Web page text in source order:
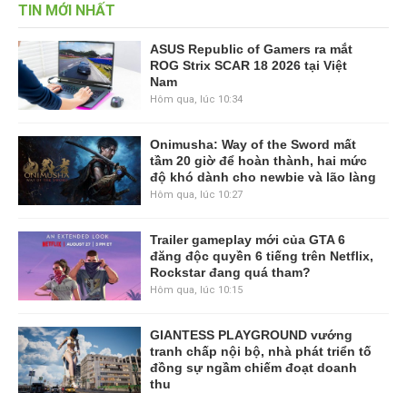
TIN MỚI NHẤT
ASUS Republic of Gamers ra mắt
ROG Strix SCAR 18 2026 tại Việt
Nam
Hôm qua, lúc 10:34
Onimusha: Way of the Sword mất
tầm 20 giờ để hoàn thành, hai mức
độ khó dành cho newbie và lão làng
Hôm qua, lúc 10:27
Trailer gameplay mới của GTA 6
đăng độc quyền 6 tiếng trên Netflix,
Rockstar đang quá tham?
Hôm qua, lúc 10:15
GIANTESS PLAYGROUND vướng
tranh chấp nội bộ, nhà phát triển tố
đồng sự ngầm chiếm đoạt doanh
thu